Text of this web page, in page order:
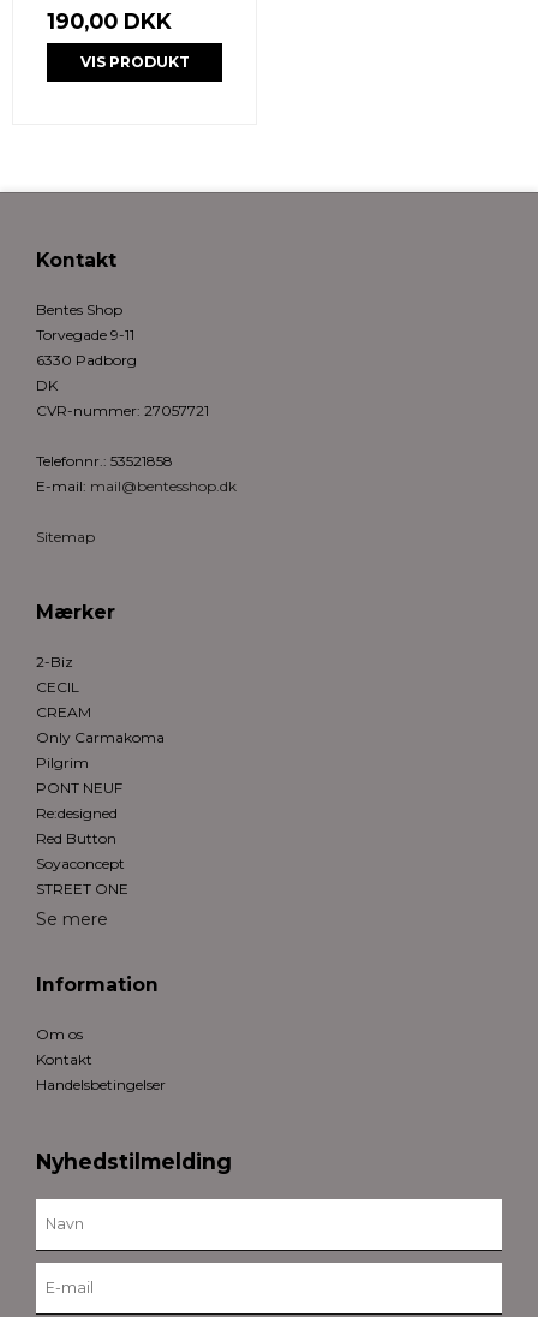
190,00 DKK
VIS PRODUKT
Kontakt
Bentes Shop
Torvegade 9-11
6330 Padborg
DK
CVR-nummer: 27057721
Telefonnr.: 53521858
E-mail: mail@bentesshop.dk
Sitemap
Mærker
2-Biz
CECIL
CREAM
Only Carmakoma
Pilgrim
PONT NEUF
Re:designed
Red Button
Soyaconcept
STREET ONE
Se mere
Information
Om os
Kontakt
Handelsbetingelser
Nyhedstilmelding